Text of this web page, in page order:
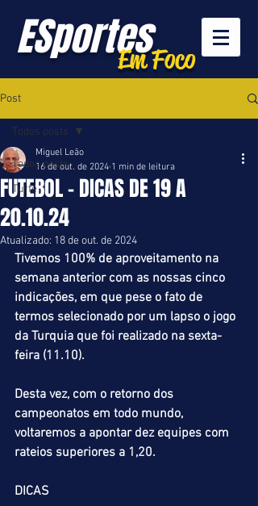
ESportesEm Foco
Post
Todos posts
Turfe
Todos posts
FUTEBOL - DICAS DE 19 A
20.10.24
Miguel Leão
16 de out. de 2024 1 min de leitura
Atualizado: 18 de out. de 2024
Tivemos 100% de aproveitamento na
semana anterior com as nossas cinco
indicações, em que pese o fato de
termos selecionado por um lapso o jogo
da Turquia que foi realizado na sexta-
feira (11.10).
Desta vez, com o retorno dos
campeonatos em todo mundo,
voltaremos a apontar dez equipes com
rateios superiores a 1,20.
DICAS